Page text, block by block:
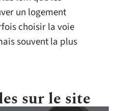
un logement
choisir la voie
souvent la plus
sur le site